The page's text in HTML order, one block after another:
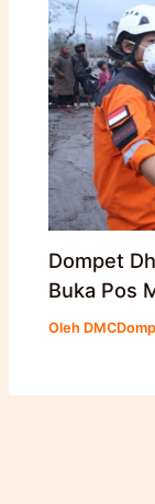
Dompet
Buka Pos
Oleh